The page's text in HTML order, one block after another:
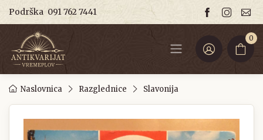
Podrška 091 762 7441
0
Naslovnica Razglednice Slavonija